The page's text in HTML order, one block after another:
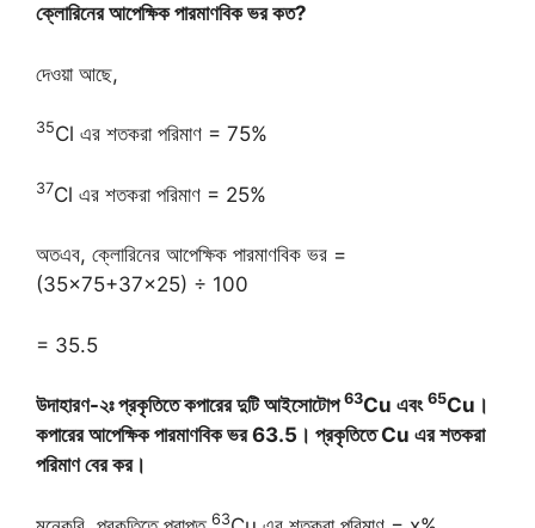
ক্লোরিনের আপেক্ষিক পারমাণবিক ভর কত?
দেওয়া আছে,
35Cl এর শতকরা পরিমাণ = 75%
37Cl এর শতকরা পরিমাণ = 25%
অতএব, ক্লোরিনের আপেক্ষিক পারমাণবিক ভর =
(35×75+37×25) ÷ 100
= 35.5
উদাহারণ-২ঃ প্রকৃতিতে কপারের দুটি আইসোটোপ63Cu এবং 65Cu ।
কপারের আপেক্ষিক পারমাণবিক ভর 63.5। প্রকৃতিতে Cu এর শতকরা
পরিমাণ বের কর।
63